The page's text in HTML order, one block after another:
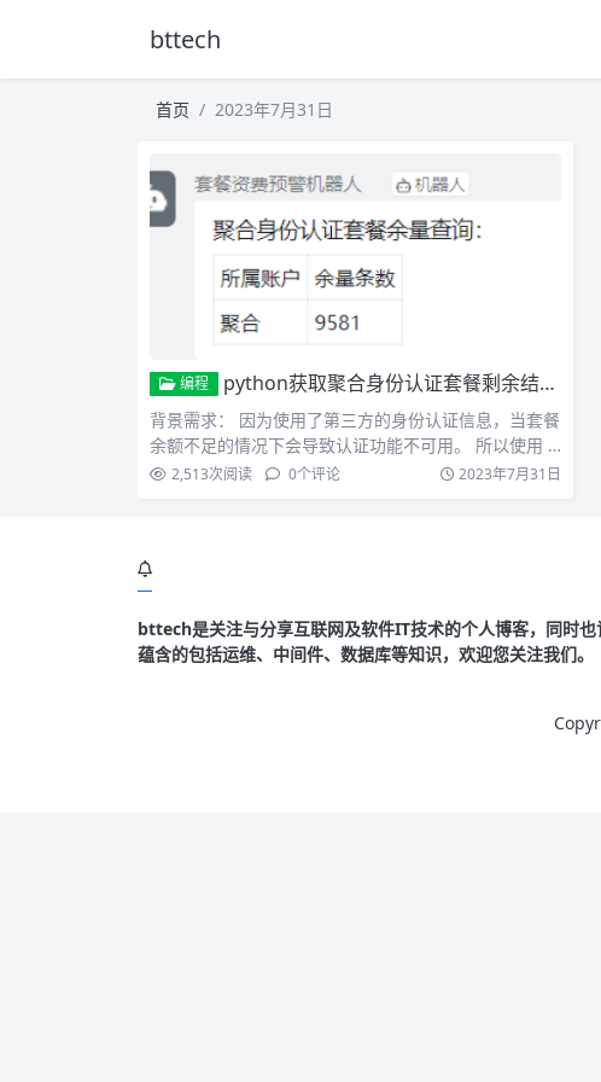
bttech
首页 2023年7月31日
编程 python获取聚合身份认证套餐剩余结果发送到钉钉
背景需求： 因为使用了第三方的身份认证信息，当套餐
余额不足的情况下会导致认证功能不可用。 所以使用 p
ytho…
2,513次阅读 0个评论 2023年7月31日
bttech是关注与分享互联网及软件IT技术的个人博客，同时
蕴含的包括运维、中间件、数据库等知识，欢迎您关注我们。